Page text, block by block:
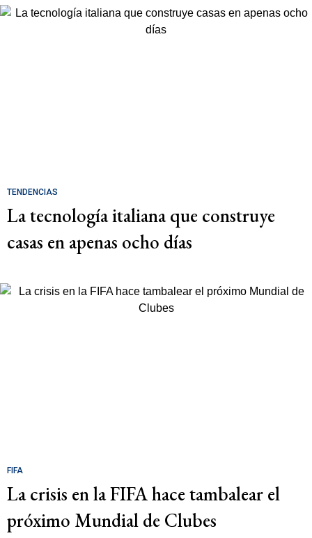
TENDENCIAS
La tecnología italiana que construye
casas en apenas ocho días
FIFA
La crisis en la FIFA hace tambalear el
próximo Mundial de Clubes